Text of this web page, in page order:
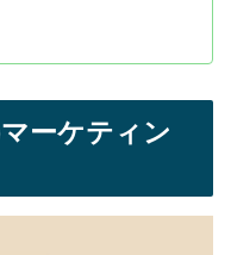
ーケティン